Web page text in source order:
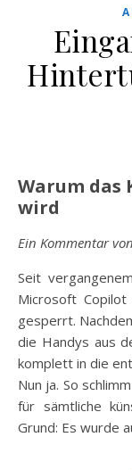
Warum das KI-Verbot am GSG scheitern
wird
Ein Kommentar
Seit
Microsoft Copilot
gesperrt.
die Handys aus
komplett in die
Nun ja. So
für sämtliche
Grund: Es wurde